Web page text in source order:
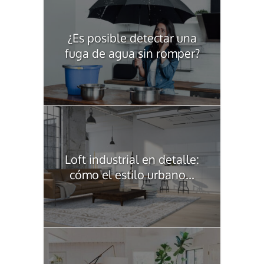
¿Es posible detectar una
fuga de agua sin romper?
Loft industrial en detalle:
cómo el estilo urbano...